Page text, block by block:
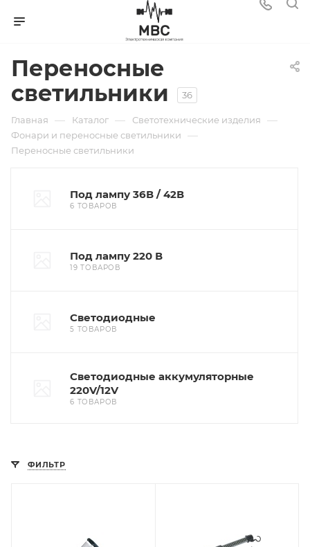
Переносные
светильники
36
Главная — Каталог — Светотехнические изделия —
Фонари и переносные светильники —
Переносные светильники
Под лампу 36В / 42В
6 ТОВАРОВ
Под лампу 220 В
19 ТОВАРОВ
Светодиодные
5 ТОВАРОВ
Светодиодные аккумуляторные
220V/12V
6 ТОВАРОВ
ФИЛЬТР